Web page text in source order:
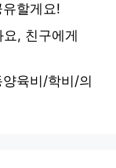
할게요!
, 친구에게
육비/학비/의